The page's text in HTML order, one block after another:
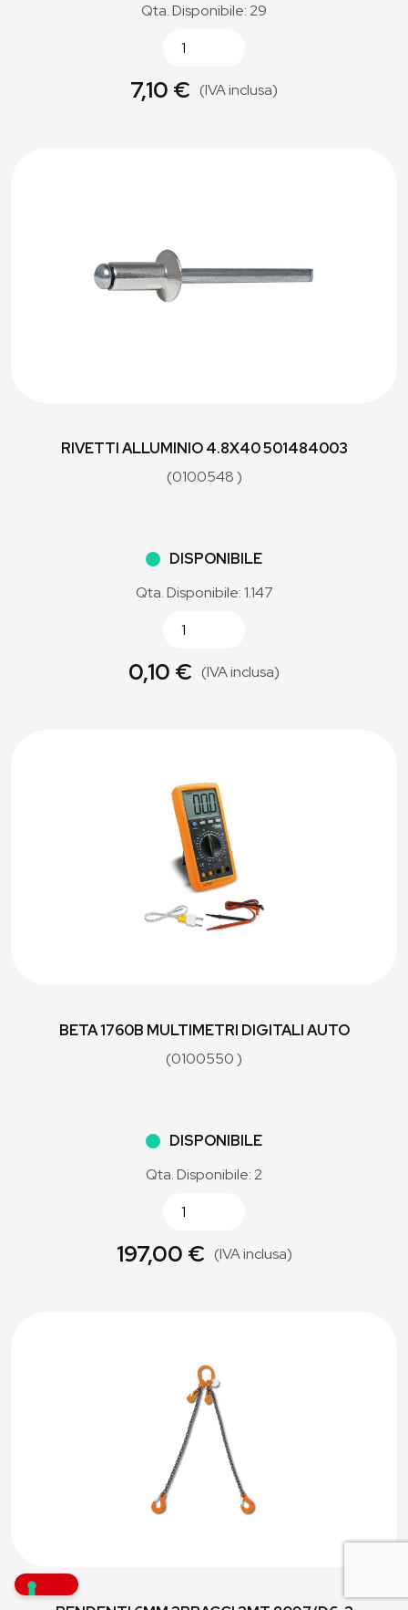
Qta. Disponibile: 29
7,10 € (IVA inclusa)
RIVETTI ALLUMINIO 4.8X40 501484003
(0100548 )
DISPONIBILE
Qta. Disponibile: 1.147
0,10 € (IVA inclusa)
BETA 1760B MULTIMETRI DIGITALI AUTO
(0100550 )
DISPONIBILE
Qta. Disponibile: 2
197,00 € (IVA inclusa)